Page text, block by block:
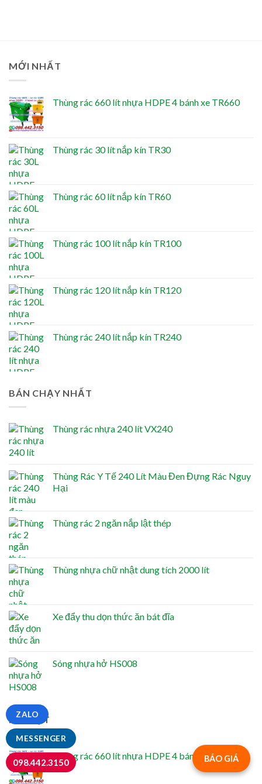
MỚI NHẤT
Thùng rác 660 lít nhựa HDPE 4 bánh xe TR660
Thùng rác 30 lít nắp kín TR30
Thùng rác 60 lít nắp kín TR60
Thùng rác 100 lít nắp kín TR100
Thùng rác 120 lít nắp kín TR120
Thùng rác 240 lít nắp kín TR240
BÁN CHẠY NHẤT
Thùng rác nhựa 240 lít VX240
Thùng Rác Y Tế 240 Lít Màu Đen Đựng Rác Nguy
Hại
Thùng rác 2 ngăn nắp lật thép
Thùng nhựa chữ nhật dung tích 2000 lít
Xe đẩy thu dọn thức ăn bát đĩa
Sóng nhựa hở HS008
NỔI BẬT
Thùng rác 660 lít nhựa HDPE 4 bánh xe TR660
BÁO GIÁ
MESSENGER
ZALO
098.442.3150